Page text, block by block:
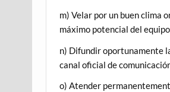
m) Velar por un buen clima
máximo potencial del
n) Difundir oportunamente
canal oficial de
o) Atender